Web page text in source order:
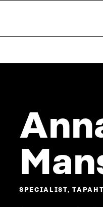
SPECIALIST,